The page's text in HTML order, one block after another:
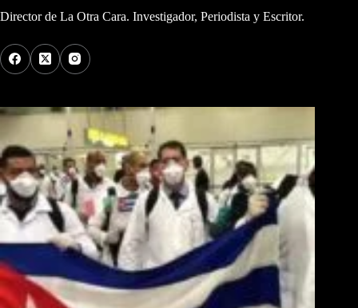
Director de La Otra Cara. Investigador, Periodista y Escritor.